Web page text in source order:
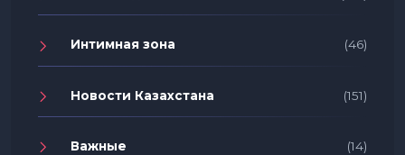
Интимная зона (46)
Новости Казахстана (151)
Важные (14)